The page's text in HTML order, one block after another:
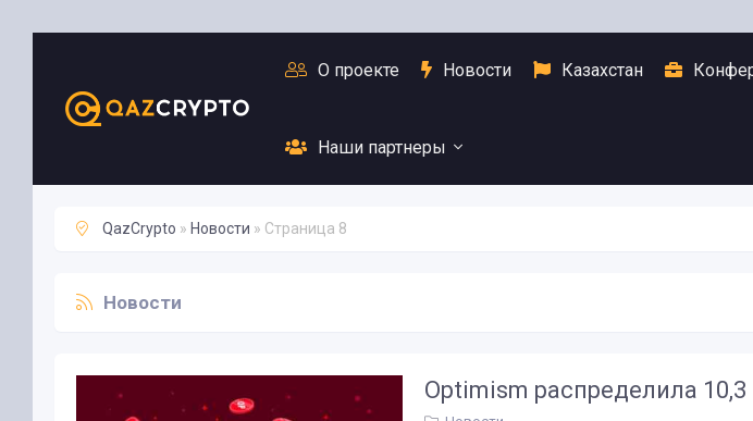
О проекте Новости Казахстан
Наши партнеры
QazCrypto » Новости » Страница 8
Новости
Optimism распределила